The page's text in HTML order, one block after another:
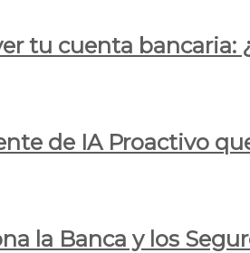
tu cuenta
de IA Proactivo
la Banca y los